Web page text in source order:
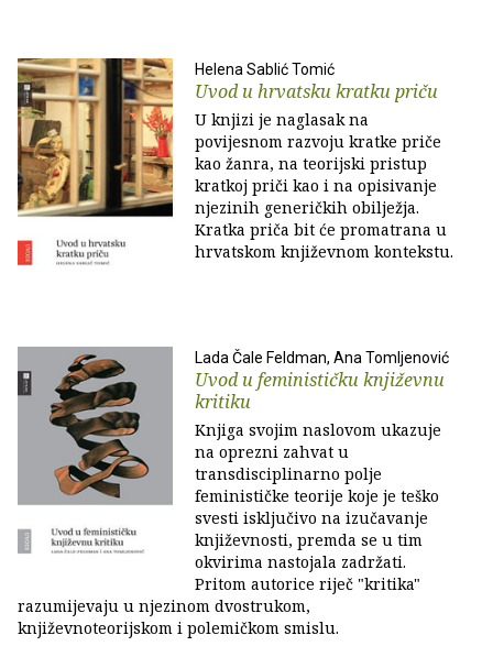
Helena Sablić Tomić
Uvod u hrvatsku kratku priču
U knjizi je naglasak na
povijesnom razvoju kratke priče
kao žanra, na teorijski pristup
kratkoj priči kao i na opisivanje
njezinih generičkih obilježja.
Kratka priča bit će promatrana u
hrvatskom književnom kontekstu.
Lada Čale Feldman, Ana Tomljenović
Uvod u feminističku književnu
kritiku
Knjiga svojim naslovom ukazuje
na oprezni zahvat u
transdisciplinarno polje
feminističke teorije koje je teško
svesti isključivo na izučavanje
književnosti, premda se u tim
okvirima nastojala zadržati.
Pritom autorice riječ "kritika"
razumijevaju u njezinom dvostrukom,
književnoteorijskom i polemičkom smislu.